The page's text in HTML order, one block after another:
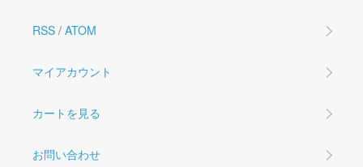
RSS / ATOM
マイアカウント
カートを見る
お問い合わせ